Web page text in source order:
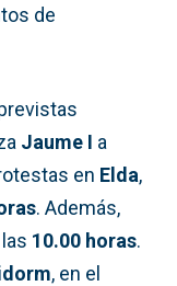
de
Jaume I a
en Elda,
. Además,
las 10.00 horas.
, en el